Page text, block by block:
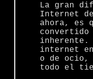
La gran
Internet
ahora, es
convertido
inherente.
internet
o de ocio,
todo el